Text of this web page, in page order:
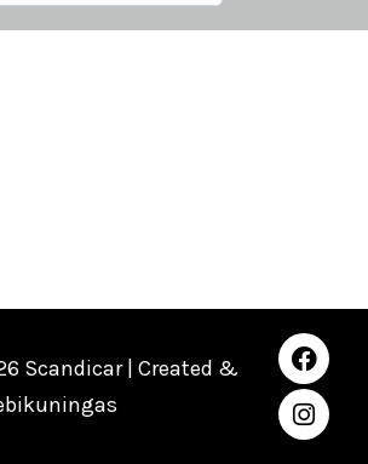
Scandicar | Created &